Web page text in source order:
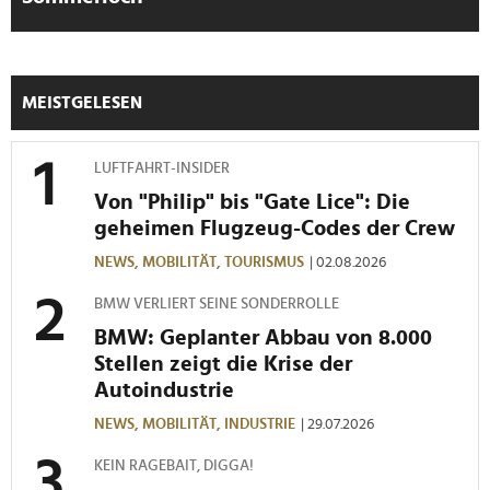
MEISTGELESEN
LUFTFAHRT-INSIDER
Von "Philip" bis "Gate Lice": Die
geheimen Flugzeug-Codes der Crew
NEWS, MOBILITÄT, TOURISMUS | 02.08.2026
BMW VERLIERT SEINE SONDERROLLE
BMW: Geplanter Abbau von 8.000
Stellen zeigt die Krise der
Autoindustrie
NEWS, MOBILITÄT, INDUSTRIE | 29.07.2026
KEIN RAGEBAIT, DIGGA!